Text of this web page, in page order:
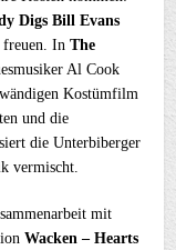
Digs Bill Evans
freuen. InThe
Al Cook
Kostümfilm
und die
die Unterbiberger
vermischt.
mit
Wacken – Hearts